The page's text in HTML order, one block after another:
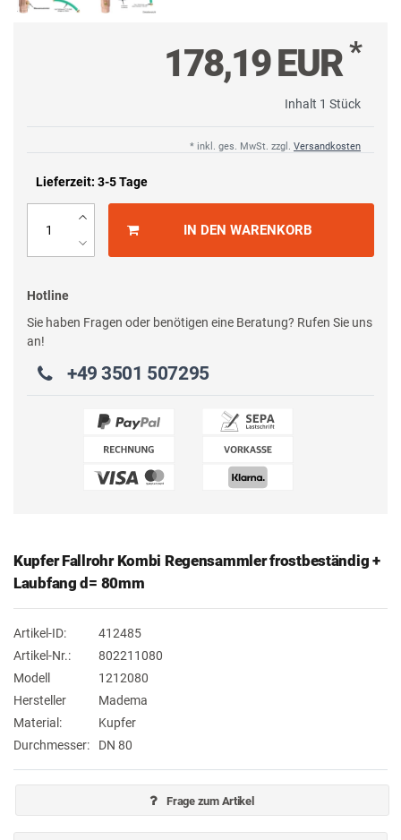
178,19 EUR*
Inhalt 1 Stück
* inkl. ges. MwSt. zzgl. Versandkosten
Lieferzeit: 3-5 Tage
IN DEN WARENKORB
Hotline
Sie haben Fragen oder benötigen eine Beratung? Rufen Sie uns
an!
+49 3501 507295
Kupfer Fallrohr Kombi Regensammler frostbeständig +
Laubfang d= 80mm
Artikel-ID:
412485
Artikel-Nr.:
802211080
Modell
1212080
Hersteller
Madema
Material:
Kupfer
Durchmesser:
DN 80
Frage zum Artikel